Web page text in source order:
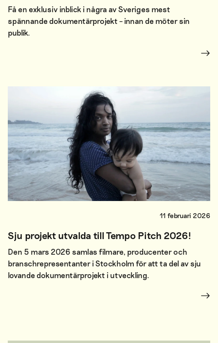
Få en exklusiv inblick i några av Sveriges mest
spännande dokumentärprojekt – innan de möter sin
publik.
11 februari 2026
Sju projekt utvalda till Tempo Pitch 2026!
Den 5 mars 2026 samlas filmare, producenter och
branschrepresentanter i Stockholm för att ta del av sju
lovande dokumentärprojekt i utveckling.